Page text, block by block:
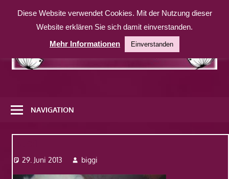
Inhalt
weitere
Website
NAVIGATION
29. Juni 2013 biggi
Diese Website verwendet Cookies. Mit der Nutzung dieser
Website erklären Sie sich damit einverstanden.
Mehr Informationen
Einverstanden